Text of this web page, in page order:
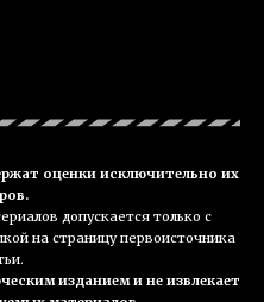
оценки исключительно их
допускается только с
на страницу первоисточника
изданием и не извлекает